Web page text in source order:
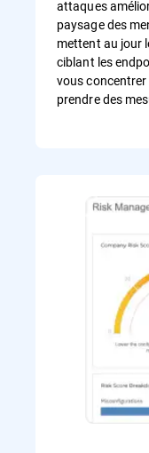
attaques
paysage des
mettent au jour
ciblant les
vous
prendre des